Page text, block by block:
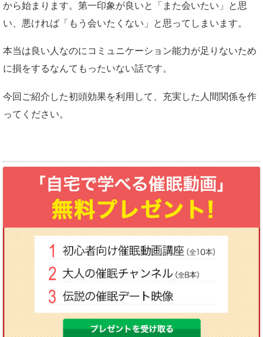
から始まります。第一印象が良いと「また会いたい」と思
い、悪ければ「もう会いたくない」と思ってしまいます。
本当は良い人なのにコミュニケーション能力が足りないため
に損をするなんてもったいない話です。
今回ご紹介した初頭効果を利用して、充実した人間関係を作
ってください。